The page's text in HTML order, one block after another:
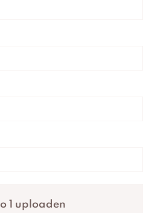
1 uploaden